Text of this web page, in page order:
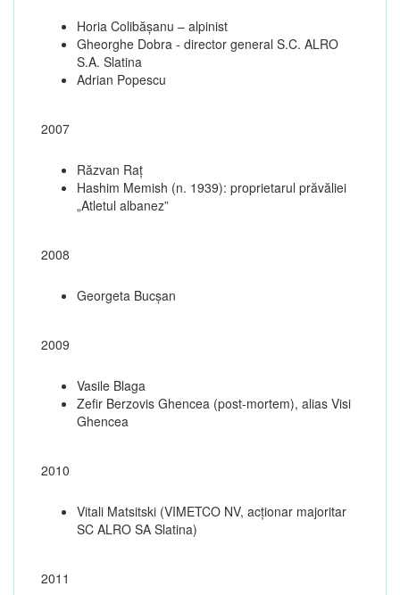
Horia Colibășanu – alpinist
Gheorghe Dobra - director general S.C. ALRO
S.A. Slatina
Adrian Popescu
2007
Răzvan Raț
Hashim Memish (n. 1939): proprietarul prăvăliei
„Atletul albanez”
2008
Georgeta Bucșan
2009
Vasile Blaga
Zefir Berzovis Ghencea (post-mortem), alias Visi
Ghencea
2010
Vitali Matsitski (VIMETCO NV, acționar majoritar
SC ALRO SA Slatina)
2011